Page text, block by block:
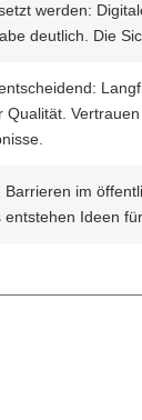
werden:
deutlich. Die
im
Ideen